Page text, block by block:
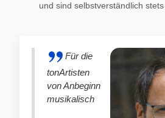
und sind selbstverständlich stets
Für die
tonArtisten
von Anbeginn
musikalisch